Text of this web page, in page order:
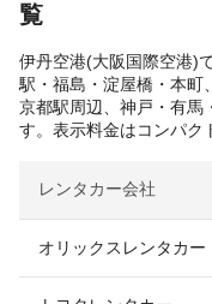
覧
伊丹空港(大阪国際空港)
駅・福島・淀屋橋・本町
京都駅周辺、神戸・有馬
す。表示料金はコンパク
レンタカー会社
オリックスレンタカー